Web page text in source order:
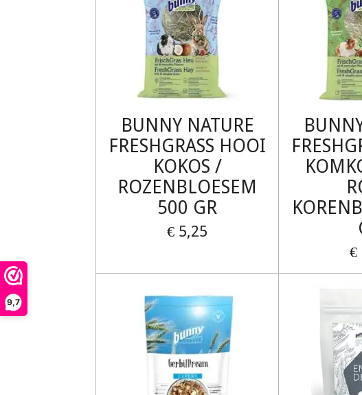
9,7
BUNNY NATURE
FRESHGRASS HOOI
KOKOS /
ROZENBLOESEM
500 GR
€ 5,25
€